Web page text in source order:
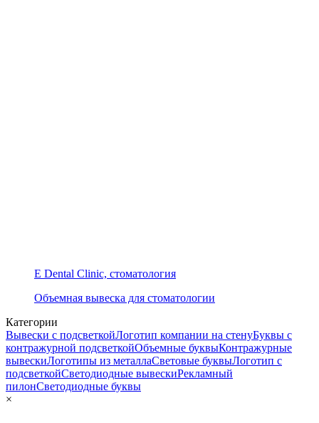
E Dental Clinic, стоматология
Объемная вывеска для стоматологии
Категории
Вывески с подсветкойЛоготип компании на стенуБуквы с
контражурной подсветкойОбъемные буквыКонтражурные
вывескиЛоготипы из металлаСветовые буквыЛоготип с
подсветкойСветодиодные вывескиРекламный
пилонСветодиодные буквы
×